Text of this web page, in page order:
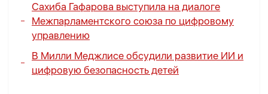
Сахиба Гафарова выступила на диалоге
Межпарламентского союза по цифровому
управлению
В Милли Меджлисе обсудили развитие ИИ и
цифровую безопасность детей